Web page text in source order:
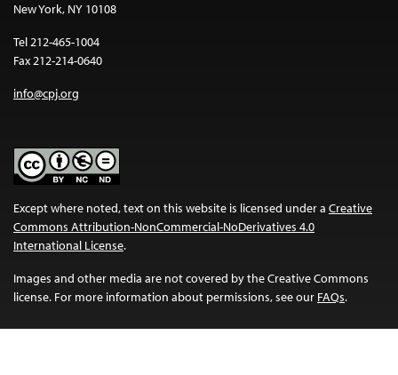
New York, NY 10108
Tel 212-465-1004
Fax 212-214-0640
info@cpj.org
Except where noted, text on this website is licensed under a Creative
Commons Attribution-NonCommercial-NoDerivatives 4.0
International License.
Images and other media are not covered by the Creative Commons
license. For more information about permissions, see our FAQs.